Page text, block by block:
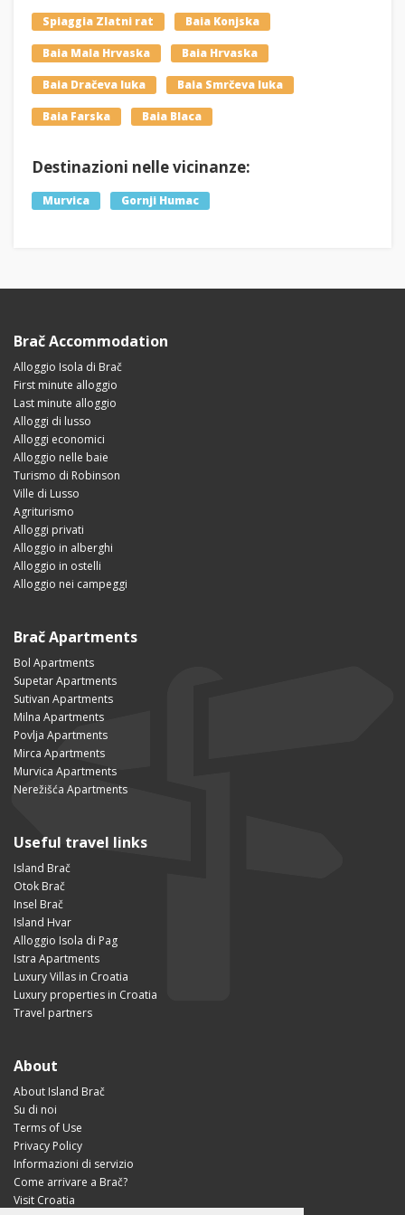
Spiaggia Zlatni rat Baia Konjska
Baia Mala Hrvaska Baia Hrvaska
Baia Dračeva luka Baia Smrčeva luka
Baia Farska Baia Blaca
Destinazioni nelle vicinanze:
Murvica Gornji Humac
Brač Accommodation
Alloggio Isola di Brač
First minute alloggio
Last minute alloggio
Alloggi di lusso
Alloggi economici
Alloggio nelle baie
Turismo di Robinson
Ville di Lusso
Agriturismo
Alloggi privati
Alloggio in alberghi
Alloggio in ostelli
Alloggio nei campeggi
Brač Apartments
Bol Apartments
Supetar Apartments
Sutivan Apartments
Milna Apartments
Povlja Apartments
Mirca Apartments
Murvica Apartments
Nerežišća Apartments
Useful travel links
Island Brač
Otok Brač
Insel Brač
Island Hvar
Alloggio Isola di Pag
Istra Apartments
Luxury Villas in Croatia
Luxury properties in Croatia
Travel partners
About
About Island Brač
Su di noi
Terms of Use
Privacy Policy
Informazioni di servizio
Come arrivare a Brač?
Visit Croatia